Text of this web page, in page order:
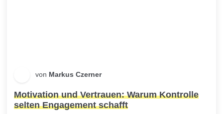
von Markus Czerner
Motivation und Vertrauen: Warum Kontrolle
selten Engagement schafft